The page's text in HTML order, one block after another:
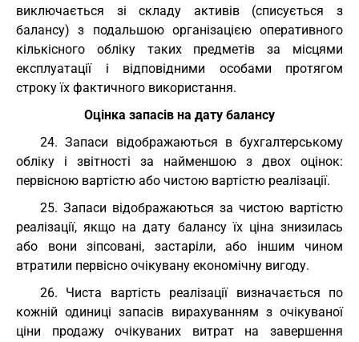
виключається зі складу активів (списується з
балансу) з подальшою організацією оперативного
кількісного обліку таких предметів за місцями
експлуатації і відповідними особами протягом
строку їх фактичного використання.
Оцінка запасів на дату балансу
24. Запаси відображаються в бухгалтерському
обліку і звітності за найменшою з двох оцінок:
первісною вартістю або чистою вартістю реалізації.
25. Запаси відображаються за чистою вартістю
реалізації, якщо на дату балансу їх ціна знизилась
або вони зіпсовані, застаріли, або іншим чином
втратили первісно очікувану економічну вигоду.
26. Чиста вартість реалізації визначається по
кожній одиниці запасів вирахуванням з очікуваної
ціни продажу очікуваних витрат на завершення